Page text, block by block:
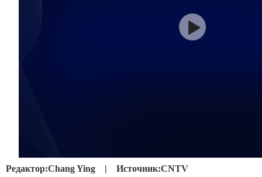
Редактор:Chang Ying | Источник:CNTV